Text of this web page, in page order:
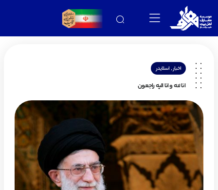
اخبار,اسلایدر
انا لله و انا الیه راجعون